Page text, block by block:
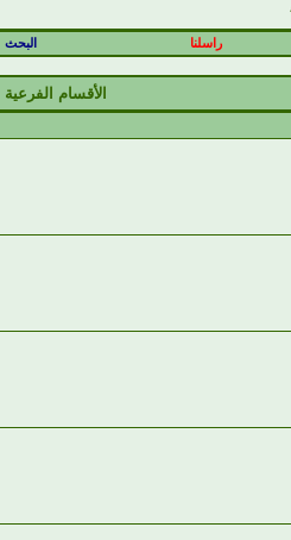
راسلنا البحث
الأقسام الفرعية